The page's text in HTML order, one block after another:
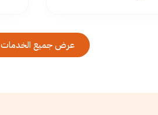
عرض جميع الخدمات